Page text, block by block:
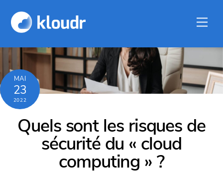
content
MAI
23
2022
Quels sont les risques de
sécurité du « cloud
computing » ?